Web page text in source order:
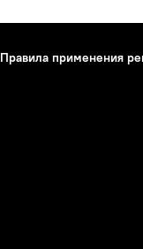
Правила применения